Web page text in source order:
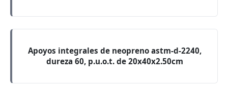
Apoyos integrales de neopreno astm-d-2240,
dureza 60, p.u.o.t. de 20x40x2.50cm